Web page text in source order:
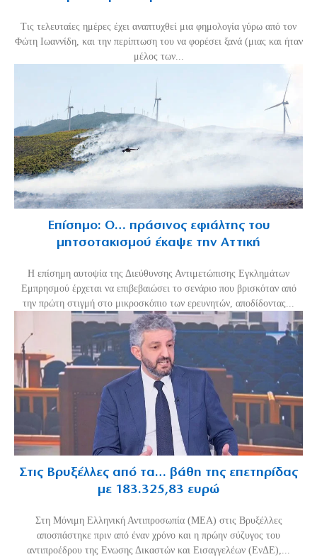
Τις τελευταίες ημέρες έχει αναπτυχθεί μια φημολογία γύρω από τον
Φώτη Ιωαννίδη, και την περίπτωση του να φορέσει ξανά (μιας και ήταν
μέλος των...
Επίσημο: Ο… πράσινος εφιάλτης του
μητσοτακισμού έκαψε την Αττική
Η επίσημη αυτοψία της Διεύθυνσης Αντιμετώπισης Εγκλημάτων
Εμπρησμού έρχεται να επιβεβαιώσει το σενάριο που βρισκόταν από
την πρώτη στιγμή στο μικροσκόπιο των ερευνητών, αποδίδοντας...
Στις Βρυξέλλες από τα… βάθη της επετηρίδας
με 183.325,83 ευρώ
Στη Μόνιμη Ελληνική Αντιπροσωπία (ΜΕΑ) στις Βρυξέλλες
αποσπάστηκε πριν από έναν χρόνο και η πρώην σύζυγος του
αντιπροέδρου της Ενωσης Δικαστών και Εισαγγελέων (ΕνΔΕ),...